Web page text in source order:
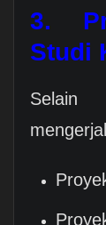
3.
Studi
Selain